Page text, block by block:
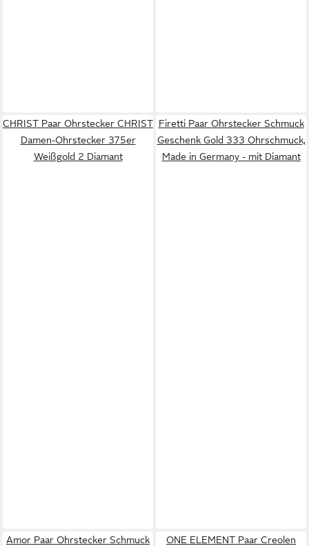
CHRIST Paar Ohrstecker CHRIST
Damen-Ohrstecker 375er
Weißgold 2 Diamant
Firetti Paar Ohrstecker Schmuck
Geschenk Gold 333 Ohrschmuck,
Made in Germany - mit Diamant
Amor Paar Ohrstecker Schmuck
ONE ELEMENT Paar Creolen